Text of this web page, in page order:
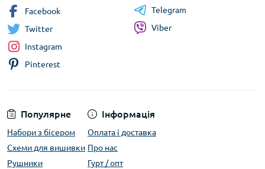
Популярне
Набори з бісером
Схеми для вишивки
Рушники
Інформація
Оплата і доставка
Про нас
Гурт / опт
Facebook
Twitter
Instagram
Pinterest
Telegram
Viber